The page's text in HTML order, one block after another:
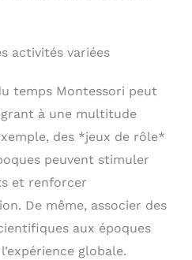
activités variées
temps Montessori peut
à une multitude
des *jeux de rôle*
peuvent stimuler
et renforcer
De même, associer des
aux époques
globale.